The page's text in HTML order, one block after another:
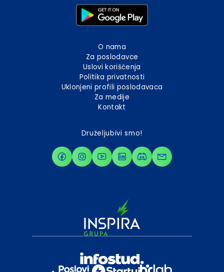
O nama
Za poslodavce
Uslovi korišćenja
Politika privatnosti
Uklonjeni profili poslodavaca
Za medije
Kontakt
Druželjubivi smo!